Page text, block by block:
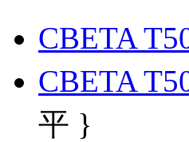
CBETA
CBETA
平 }